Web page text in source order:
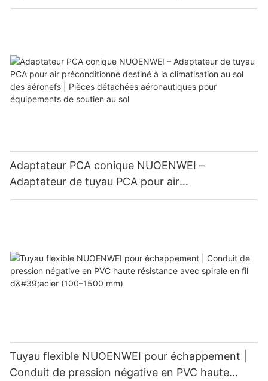
Adaptateur PCA conique NUOENWEI –
Adaptateur de tuyau PCA pour air
préconditionné destiné à la climatisation au sol
Tuyau flexible NUOENWEI pour échappement |
Conduit de pression négative en PVC haute